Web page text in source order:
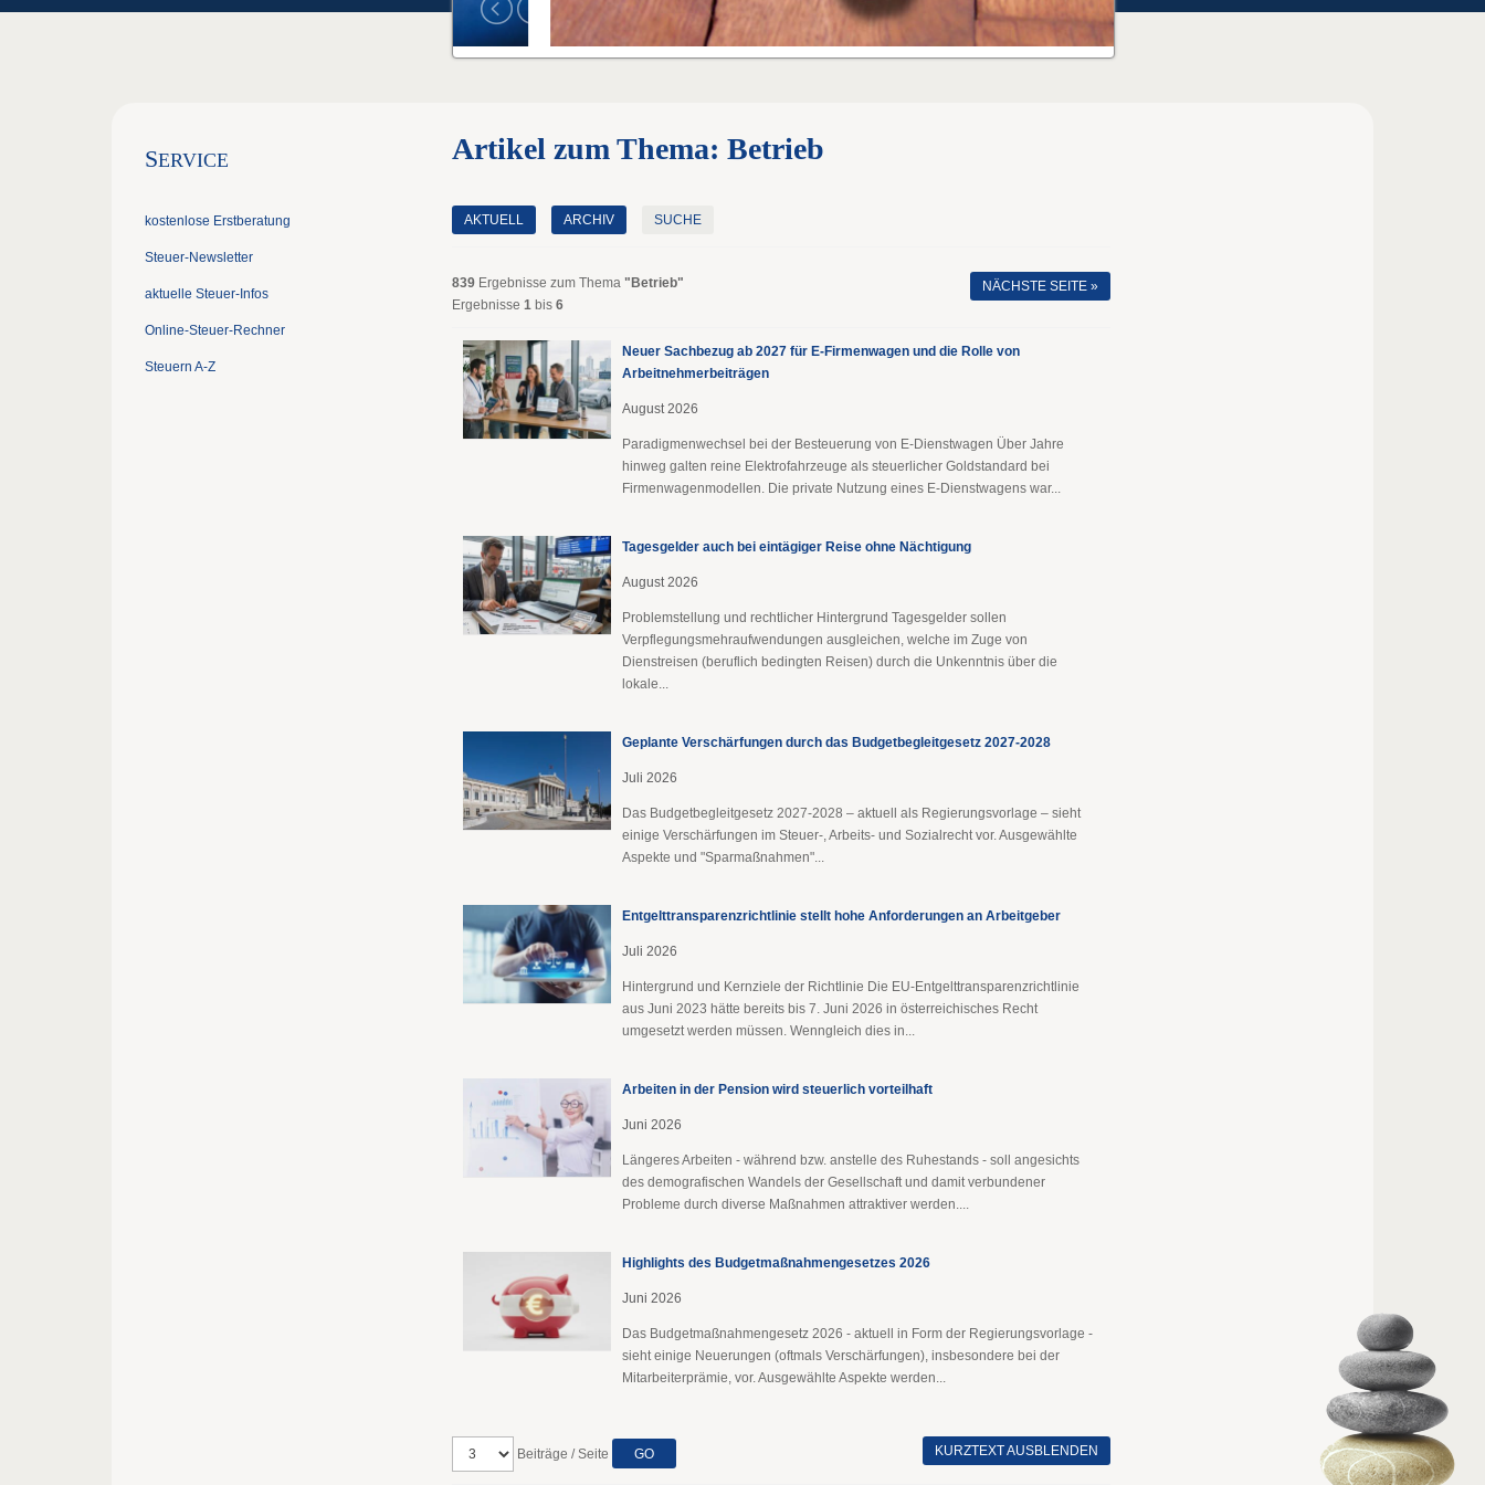
SERVICE
kostenlose Erstberatung
Steuer-Newsletter
aktuelle Steuer-Infos
Online-Steuer-Rechner
Steuern A-Z
Artikel zum Thema: Betrieb
AKTUELL ARCHIV SUCHE
839Ergebnisse zum Thema "Betrieb"
Ergebnisse 1bis 6
NÄCHSTE SEITE »
Neuer Sachbezug ab 2027 für E-Firmenwagen und die Rolle von
Arbeitnehmer​­beiträgen
August 2026
Paradigmenwechsel bei der Besteuerung von E-Dienstwagen Über Jahre
hinweg galten reine Elektrofahrzeuge als steuerlicher Goldstandard bei
Firmenwagenmodellen. Die private Nutzung eines E-Dienstwagens war...
Tagesgelder auch bei eintägiger Reise ohne Nächtigung
August 2026
Problemstellung und rechtlicher Hintergrund Tagesgelder sollen
Verpflegungsmehraufwendungen ausgleichen, welche im Zuge von
Dienstreisen (beruflich bedingten Reisen) durch die Unkenntnis über die
lokale...
Geplante Verschärfungen durch das Budgetbegleitgesetz 2027-2028
Juli 2026
Das Budgetbegleitgesetz 2027-2028 – aktuell als Regierungsvorlage – sieht
einige Verschärfungen im Steuer-, Arbeits- und Sozialrecht vor. Ausgewählte
Aspekte und "Sparmaßnahmen"...
Entgelttransparenz​­richtlinie stellt hohe Anforderungen an Arbeitgeber
Juli 2026
Hintergrund und Kernziele der Richtlinie Die EU-Entgelttransparenzrichtlinie
aus Juni 2023 hätte bereits bis 7. Juni 2026 in österreichisches Recht
umgesetzt werden müssen. Wenngleich dies in...
Arbeiten in der Pension wird steuerlich vorteilhaft
Juni 2026
Längeres Arbeiten - während bzw. anstelle des Ruhestands - soll angesichts
des demografischen Wandels der Gesellschaft und damit verbundener
Probleme durch diverse Maßnahmen attraktiver werden....
Highlights des Budgetmaßnahmen​­gesetzes 2026
Juni 2026
Das Budgetmaßnahmengesetz 2026 - aktuell in Form der Regierungsvorlage -
sieht einige Neuerungen (oftmals Verschärfungen), insbesondere bei der
Mitarbeiterprämie, vor. Ausgewählte Aspekte werden...
Beiträge / Seite KURZTEXT AUSBLENDEN